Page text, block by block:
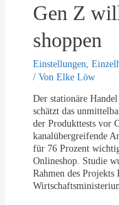
Gen Z
shoppen
Einstellungen ,
/ VonElke Löw
Der stationäre
schätzt das
der Produkttests vor
kanalübergreifende
für 76 Prozent
Onlineshop. Studie
Rahmen des